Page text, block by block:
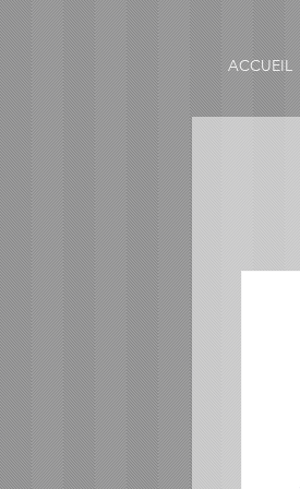
ACCUEIL